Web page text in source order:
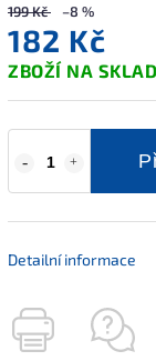
199 Kč –8 %
182 Kč
ZBOŽÍ NA
Detailní informace